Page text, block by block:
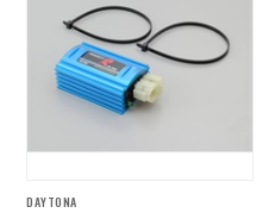
DAYTONA